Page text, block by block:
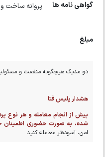
گواهی نامه ها
پروانه ساخت
مبلغ
دو مدیک هیچگونه منفعت و
هشدار پلیس فتا
پیش از انجام معامله و هر نوع
شده، به صورت حضوری اطمینان
امن، آسوده‌تر معامله کنید.